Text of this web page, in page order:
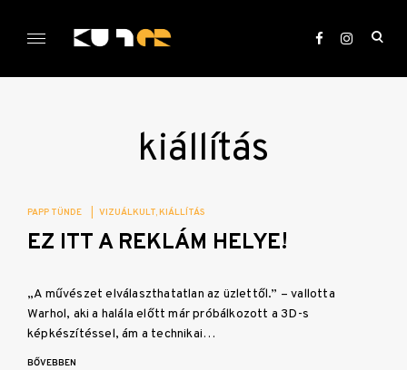
KULTer.hu
kiállítás
PAPP TÜNDE VIZUÁLKULT KIÁLLÍTÁS
EZ ITT A REKLÁM HELYE!
„A művészet elválaszthatatlan az üzlettől.” – vallotta
Warhol, aki a halála előtt már próbálkozott a 3D-s
képkészítéssel, ám a technikai…
BŐVEBBEN